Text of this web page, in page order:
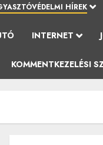
HÍREK
INTERNET
KOMMENTKEZELÉSI